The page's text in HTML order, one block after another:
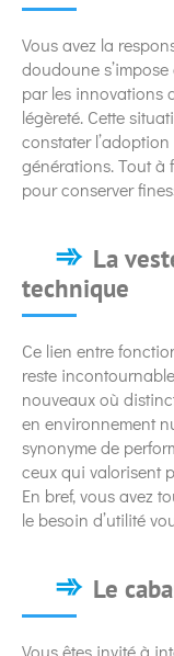
Vous avez la
doudoune
par les innovations
légèreté. Cette
constater
générations. Tout à
pour conserver
La
technique
Ce lien entre
reste
nouveaux où
en environnement
synonyme de
ceux qui valorisent
En bref, vous avez
le besoin d’utilité
Le